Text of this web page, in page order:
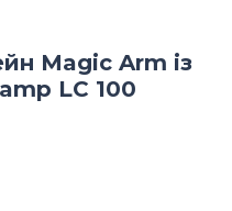
Magic Arm із
LC 100